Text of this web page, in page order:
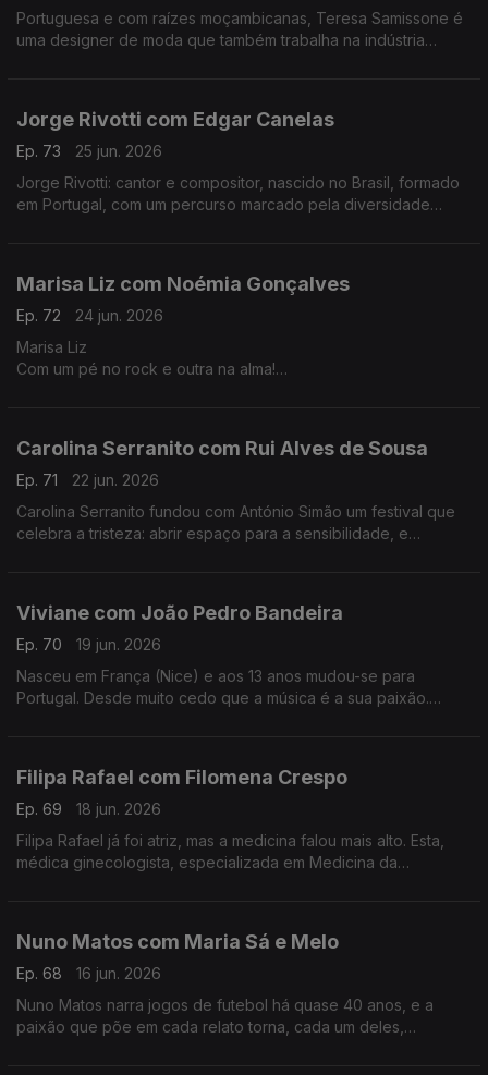
Portuguesa e com raízes moçambicanas, Teresa Samissone é
uma designer de moda que também trabalha na indústria
Jorge Rivotti com Edgar Canelas
Ep. 73
25 jun. 2026
Jorge Rivotti: cantor e compositor, nascido no Brasil, formado
em Portugal, com um percurso marcado pela diversidade
Marisa Liz com Noémia Gonçalves
Ep. 72
24 jun. 2026
Marisa Liz
Com um pé no rock e outra na alma!
Carolina Serranito com Rui Alves de Sousa
Ep. 71
22 jun. 2026
Carolina Serranito fundou com António Simão um festival que
celebra a tristeza: abrir espaço para a sensibilidade, e
Viviane com João Pedro Bandeira
Ep. 70
19 jun. 2026
Nasceu em França (Nice) e aos 13 anos mudou-se para
Portugal. Desde muito cedo que a música é a sua paixão.
Filipa Rafael com Filomena Crespo
Ep. 69
18 jun. 2026
Filipa Rafael já foi atriz, mas a medicina falou mais alto. Esta,
médica ginecologista, especializada em Medicina da
Nuno Matos com Maria Sá e Melo
Ep. 68
16 jun. 2026
Nuno Matos narra jogos de futebol há quase 40 anos, e a
paixão que põe em cada relato torna, cada um deles,